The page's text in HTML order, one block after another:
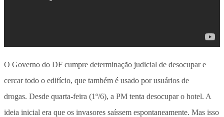
O Governo do DF cumpre determinação judicial de desocupar e
cercar todo o edifício, que também é usado por usuários de
drogas. Desde quarta-feira (1º/6), a PM tenta desocupar o hotel. A
ideia inicial era que os invasores saíssem espontaneamente. Mas isso